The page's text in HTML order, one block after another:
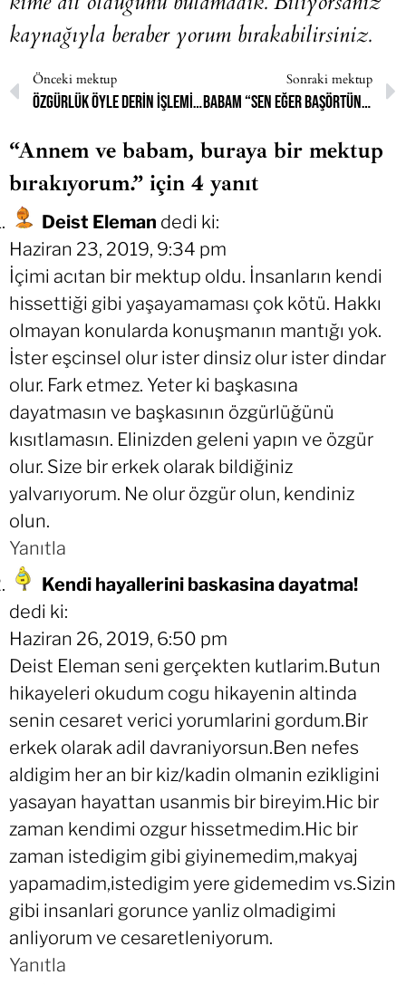
kaynağıyla beraber yorum bırakabilirsiniz.
Önceki mektup
Özgürlük öyle derin işlemiş ki içime, hâlâ kimsenin bana karışmasına izin vermiyorum.
Sonraki mektup
Babam “Sen eğer başörtünü açarsan ben sokakta adam diye gezemem.” dedi
“Annem ve babam, buraya bir mektup
bırakıyorum.” için 4 yanıt
Deist Eleman dedi ki:
Haziran 23, 2019, 9:34 pm
İçimi acıtan bir mektup oldu. İnsanların kendi
hissettiği gibi yaşayamaması çok kötü. Hakkı
olmayan konularda konuşmanın mantığı yok.
İster eşcinsel olur ister dinsiz olur ister dindar
olur. Fark etmez. Yeter ki başkasına
dayatmasın ve başkasının özgürlüğünü
kısıtlamasın. Elinizden geleni yapın ve özgür
olur. Size bir erkek olarak bildiğiniz
yalvarıyorum. Ne olur özgür olun, kendiniz
olun.
Yanıtla
Kendi hayallerini baskasina dayatma!
dedi ki:
Haziran 26, 2019, 6:50 pm
Deist Eleman seni gerçekten kutlarim.Butun
hikayeleri okudum cogu hikayenin altinda
senin cesaret verici yorumlarini gordum.Bir
erkek olarak adil davraniyorsun.Ben nefes
aldigim her an bir kiz/kadin olmanin ezikligini
yasayan hayattan usanmis bir bireyim.Hic bir
zaman kendimi ozgur hissetmedim.Hic bir
zaman istedigim gibi giyinemedim,makyaj
yapamadim,istedigim yere gidemedim vs.Sizin
gibi insanlari gorunce yanliz olmadigimi
anliyorum ve cesaretleniyorum.
Yanıtla